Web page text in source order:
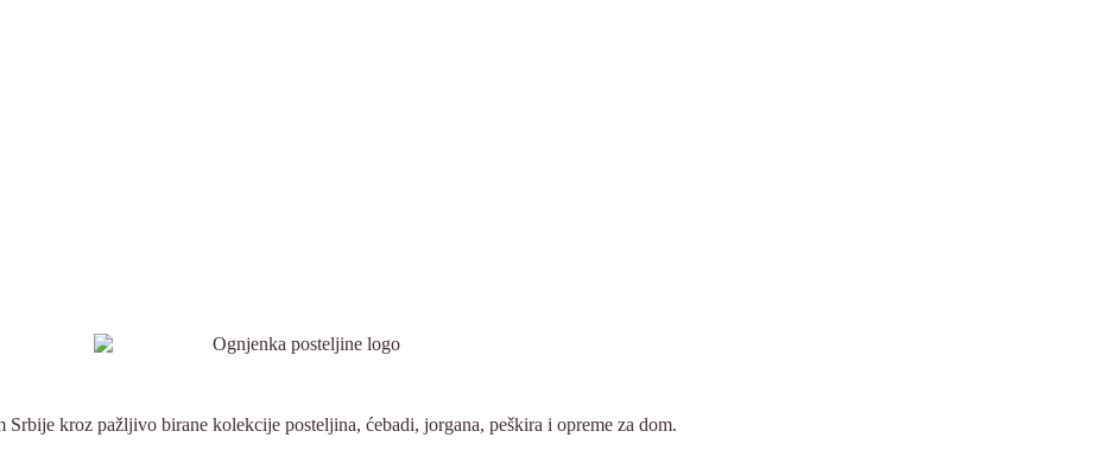
kroz pažljivo birane kolekcije posteljina, ćebadi, jorgana, peškira i opreme za dom.